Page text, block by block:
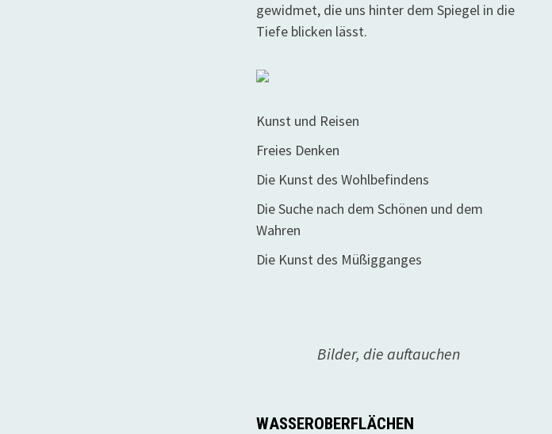
gewidmet, die uns hinter dem Spiegel in die
Tiefe blicken lässt.
Kunst und Reisen
Freies Denken
Die Kunst des Wohlbefindens
Die Suche nach dem Schönen und dem
Wahren
Die Kunst des Müßigganges
Bilder, die auftauchen
WASSEROBERFLÄCHEN